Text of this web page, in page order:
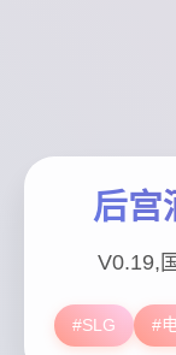
后宫
V0.19,
#SLG #